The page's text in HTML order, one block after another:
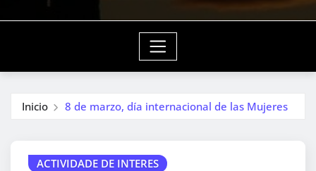
Inicio 8 de marzo, día internacional de las Mujeres
ACTIVIDADE DE INTERES